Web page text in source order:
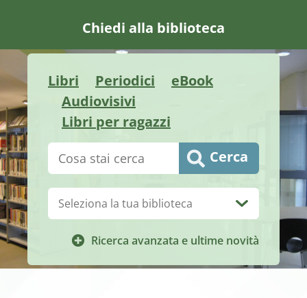
Chiedi alla biblioteca
Libri Periodici
eBook
Audiovisivi
Libri per ragazzi
Cerca su "Catalogo" Cerca
Ricerca avanzata e ultime novità
Biblioteca: